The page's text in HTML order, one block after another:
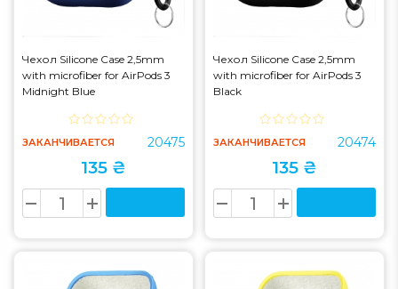
Чехол Silicone Case 2,5mm
with microfiber for AirPods 3
Midnight Blue
ЗАКАНЧИВАЕТСЯ 20475
135 ₴
Чехол Silicone Case 2,5mm
with microfiber for AirPods 3
Black
ЗАКАНЧИВАЕТСЯ 20474
135 ₴